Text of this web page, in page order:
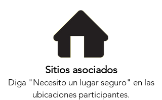
Sitios asociados
Diga "Necesito un lugar seguro" en las
ubicaciones participantes.